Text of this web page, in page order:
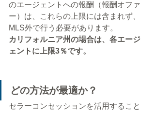
のエージェントへの報酬（報酬オファ
ー）は、これらの上限には含まれず、
MLS外で行う必要があります。
カリフォルニア州の場合は、各エージ
ェントに上限3％です。
どの方法が最適か？
セラーコンセッションを活用すること